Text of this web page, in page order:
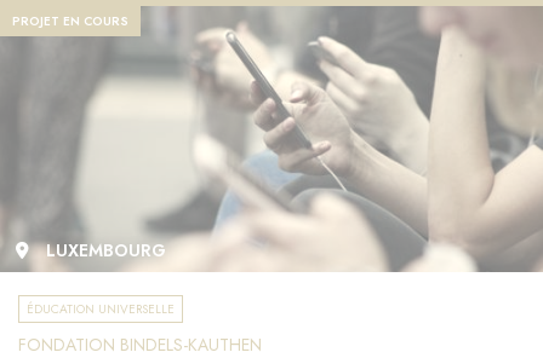
PROJET EN COURS
LUXEMBOURG
ÉDUCATION UNIVERSELLE
FONDATION BINDELS-KAUTHEN